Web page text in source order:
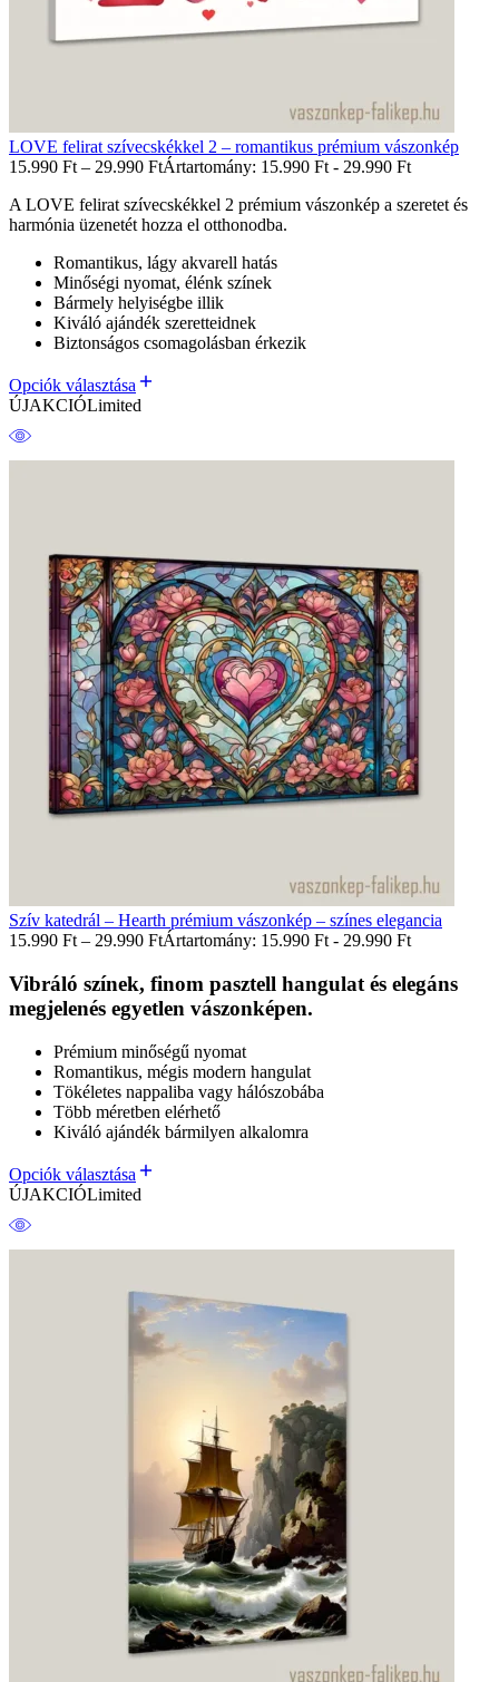
LOVE felirat szívecskékkel 2 – romantikus prémium vászonkép
15.990 Ft – 29.990 FtÁrtartomány: 15.990 Ft - 29.990 Ft
A LOVE felirat szívecskékkel 2 prémium vászonkép a szeretet és
harmónia üzenetét hozza el otthonodba.
Romantikus, lágy akvarell hatás
Minőségi nyomat, élénk színek
Bármely helyiségbe illik
Kiváló ajándék szeretteidnek
Biztonságos csomagolásban érkezik
Opciók választása
ÚJAKCIÓLimited
Szív katedrál – Hearth prémium vászonkép – színes elegancia
15.990 Ft – 29.990 FtÁrtartomány: 15.990 Ft - 29.990 Ft
Vibráló színek, finom pasztell hangulat és elegáns
megjelenés egyetlen vászonképen.
Prémium minőségű nyomat
Romantikus, mégis modern hangulat
Tökéletes nappaliba vagy hálószobába
Több méretben elérhető
Kiváló ajándék bármilyen alkalomra
Opciók választása
ÚJAKCIÓLimited